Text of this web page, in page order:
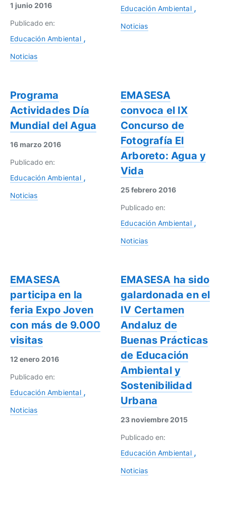
1 junio 2016
Publicado en:
Educación Ambiental
Noticias
Educación Ambiental
Noticias
Programa
Actividades Día
Mundial del Agua
16 marzo 2016
Publicado en:
Educación Ambiental
Noticias
EMASESA
convoca el IX
Concurso de
Fotografía El
Arboreto: Agua y
Vida
25 febrero 2016
Publicado en:
Educación Ambiental
Noticias
EMASESA
participa en la
feria Expo Joven
con más de 9.000
visitas
12 enero 2016
Publicado en:
Educación Ambiental
Noticias
EMASESA ha sido
galardonada en el
IV Certamen
Andaluz de
Buenas Prácticas
de Educación
Ambiental y
Sostenibilidad
Urbana
23 noviembre 2015
Publicado en:
Educación Ambiental
Noticias